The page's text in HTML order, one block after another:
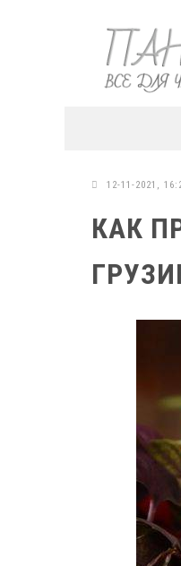
12-11-2021,
КАК